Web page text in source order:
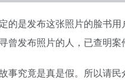
的是发布这张照片的脸书
曾发布照片的人，已查明案
事究竟是真是假。所以请民